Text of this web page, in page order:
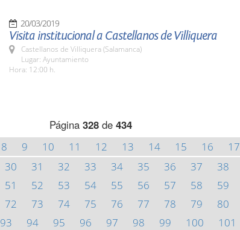
20/03/2019
Visita institucional a Castellanos de Villiquera
Castellanos de Villiquera (Salamanca)
Lugar: Ayuntamiento
Hora: 12:00 h.
Página 328de 434
8 9 10 11 12 13 14 15 16 17
30 31 32 33 34 35 36 37 38
51 52 53 54 55 56 57 58 59
72 73 74 75 76 77 78 79 80
93 94 95 96 97 98 99 100 101